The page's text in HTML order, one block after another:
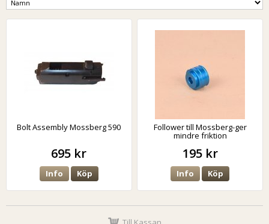
Bolt Assembly Mossberg 590
695 kr
Info Köp
Follower till Mossberg-ger
mindre friktion
195 kr
Info Köp
Till Kassan